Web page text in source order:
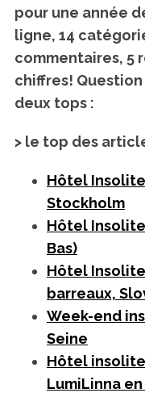
pour une année
ligne, 14
commentaires, 5
chiffres!
deux tops :
> le top des
Hôtel
Stockholm
Hôtel
Bas)
Hôtel
barreaux,
Week-end
Seine
Hôtel
LumiLinna